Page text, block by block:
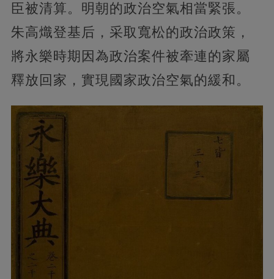
臣被清算。明朝的政治空氣相當緊張。
朱高熾登基后，采取寬松的政治政策，
將永樂時期因為政治案件被牽連的家屬
釋放回家，實現國家政治空氣的緩和。